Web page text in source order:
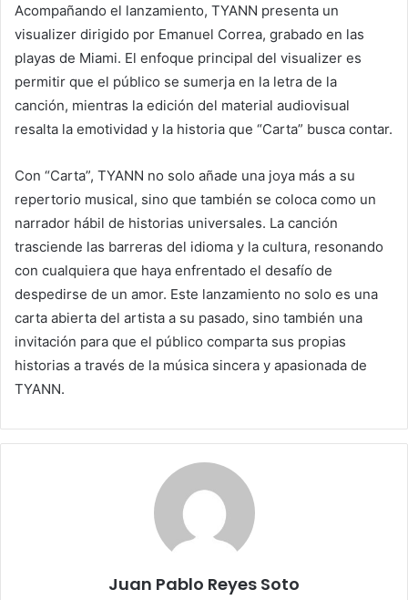
Acompañando el lanzamiento, TYANN presenta un
visualizer dirigido por Emanuel Correa, grabado en las
playas de Miami. El enfoque principal del visualizer es
permitir que el público se sumerja en la letra de la
canción, mientras la edición del material audiovisual
resalta la emotividad y la historia que “Carta” busca contar.
Con “Carta”, TYANN no solo añade una joya más a su
repertorio musical, sino que también se coloca como un
narrador hábil de historias universales. La canción
trasciende las barreras del idioma y la cultura, resonando
con cualquiera que haya enfrentado el desafío de
despedirse de un amor. Este lanzamiento no solo es una
carta abierta del artista a su pasado, sino también una
invitación para que el público comparta sus propias
historias a través de la música sincera y apasionada de
TYANN.
Juan Pablo Reyes Soto